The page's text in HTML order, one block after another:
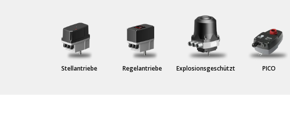
Stellantriebe Regelantriebe Explosionsgeschützt PICO